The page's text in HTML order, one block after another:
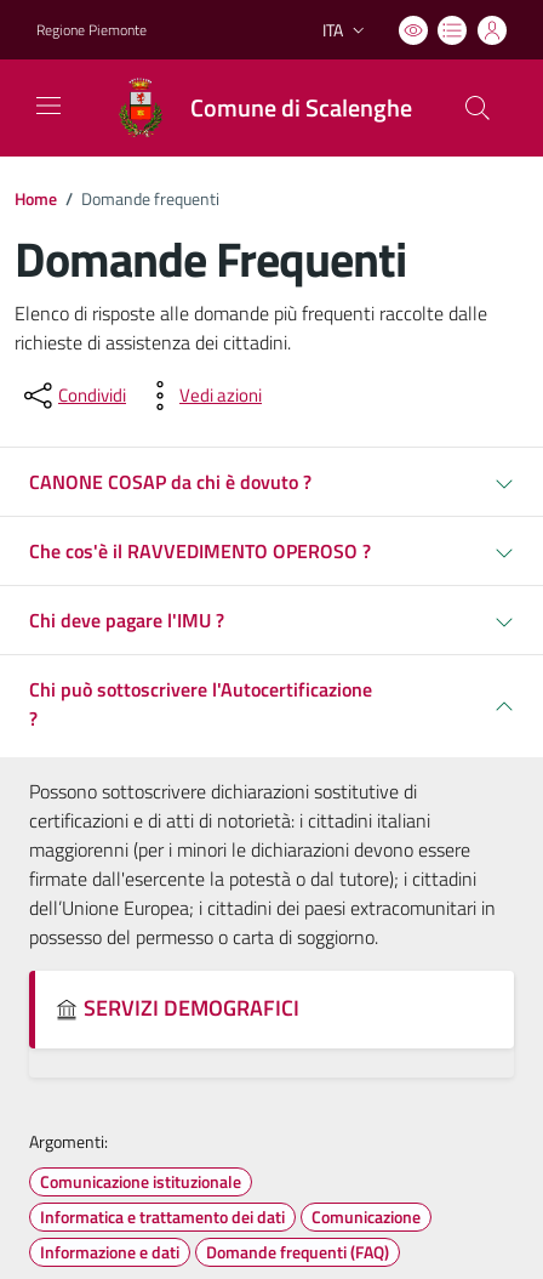
Regione Piemonte Lingua attiva:
ITA
Comune di Scalenghe
Home / Domande frequenti
Domande Frequenti
Dettagli del documento
Elenco di risposte alle domande più frequenti raccolte dalle
richieste di assistenza dei cittadini.
Condividi Vedi azioni
CANONE COSAP da chi è dovuto ?
Che cos'è il RAVVEDIMENTO OPEROSO ?
Chi deve pagare l'IMU ?
Chi può sottoscrivere l'Autocertificazione
?
Possono sottoscrivere dichiarazioni sostitutive di
certificazioni e di atti di notorietà: i cittadini italiani
maggiorenni (per i minori le dichiarazioni devono essere
firmate dall'esercente la potestà o dal tutore); i cittadini
dell’Unione Europea; i cittadini dei paesi extracomunitari in
possesso del permesso o carta di soggiorno.
SERVIZI DEMOGRAFICI
Argomenti:
Comunicazione istituzionale
Informatica e trattamento dei dati
Comunicazione
Informazione e dati
Domande frequenti (FAQ)